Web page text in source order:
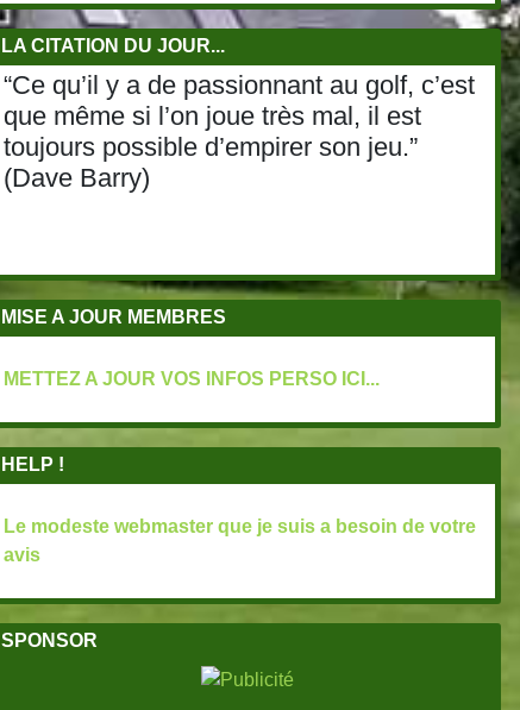
LA CITATION DU JOUR...
“Ce qu’il y a de passionnant au golf, c’est
que même si l’on joue très mal, il est
toujours possible d’empirer son jeu.”
(Dave Barry)
MISE A JOUR MEMBRES
METTEZ A JOUR VOS INFOS PERSO ICI...
HELP !
Le modeste webmaster que je suis a besoin de votre
avis
SPONSOR